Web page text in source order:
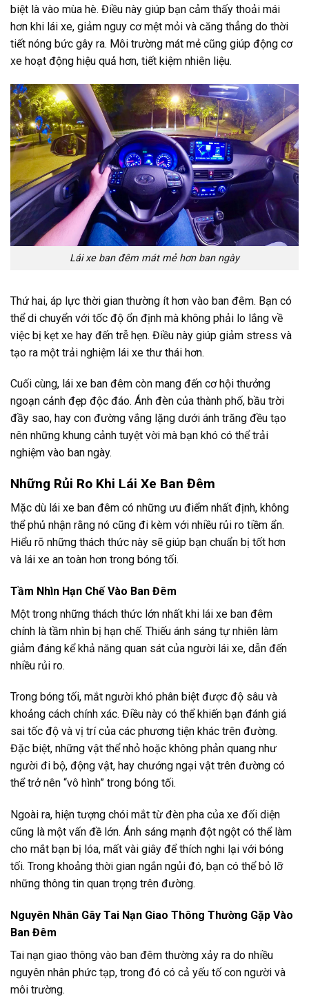
biệt là vào mùa hè. Điều này giúp bạn cảm thấy thoải mái
hơn khi lái xe, giảm nguy cơ mệt mỏi và căng thẳng do thời
tiết nóng bức gây ra. Môi trường mát mẻ cũng giúp động cơ
xe hoạt động hiệu quả hơn, tiết kiệm nhiên liệu.
Lái xe ban đêm mát mẻ hơn ban ngày
Thứ hai, áp lực thời gian thường ít hơn vào ban đêm. Bạn có
thể di chuyển với tốc độ ổn định mà không phải lo lắng về
việc bị kẹt xe hay đến trễ hẹn. Điều này giúp giảm stress và
tạo ra một trải nghiệm lái xe thư thái hơn.
Cuối cùng, lái xe ban đêm còn mang đến cơ hội thưởng
ngoạn cảnh đẹp độc đáo. Ánh đèn của thành phố, bầu trời
đầy sao, hay con đường vắng lặng dưới ánh trăng đều tạo
nên những khung cảnh tuyệt vời mà bạn khó có thể trải
nghiệm vào ban ngày.
Những Rủi Ro Khi Lái Xe Ban Đêm
Mặc dù lái xe ban đêm có những ưu điểm nhất định, không
thể phủ nhận rằng nó cũng đi kèm với nhiều rủi ro tiềm ẩn.
Hiểu rõ những thách thức này sẽ giúp bạn chuẩn bị tốt hơn
và lái xe an toàn hơn trong bóng tối.
Tầm Nhìn Hạn Chế Vào Ban Đêm
Một trong những thách thức lớn nhất khi lái xe ban đêm
chính là tầm nhìn bị hạn chế. Thiếu ánh sáng tự nhiên làm
giảm đáng kể khả năng quan sát của người lái xe, dẫn đến
nhiều rủi ro.
Trong bóng tối, mắt người khó phân biệt được độ sâu và
khoảng cách chính xác. Điều này có thể khiến bạn đánh giá
sai tốc độ và vị trí của các phương tiện khác trên đường.
Đặc biệt, những vật thể nhỏ hoặc không phản quang như
người đi bộ, động vật, hay chướng ngại vật trên đường có
thể trở nên “vô hình” trong bóng tối.
Ngoài ra, hiện tượng chói mắt từ đèn pha của xe đối diện
cũng là một vấn đề lớn. Ánh sáng mạnh đột ngột có thể làm
cho mắt bạn bị lóa, mất vài giây để thích nghi lại với bóng
tối. Trong khoảng thời gian ngắn ngủi đó, bạn có thể bỏ lỡ
những thông tin quan trọng trên đường.
Nguyên Nhân Gây Tai Nạn Giao Thông Thường Gặp Vào
Ban Đêm
Tai nạn giao thông vào ban đêm thường xảy ra do nhiều
nguyên nhân phức tạp, trong đó có cả yếu tố con người và
môi trường.